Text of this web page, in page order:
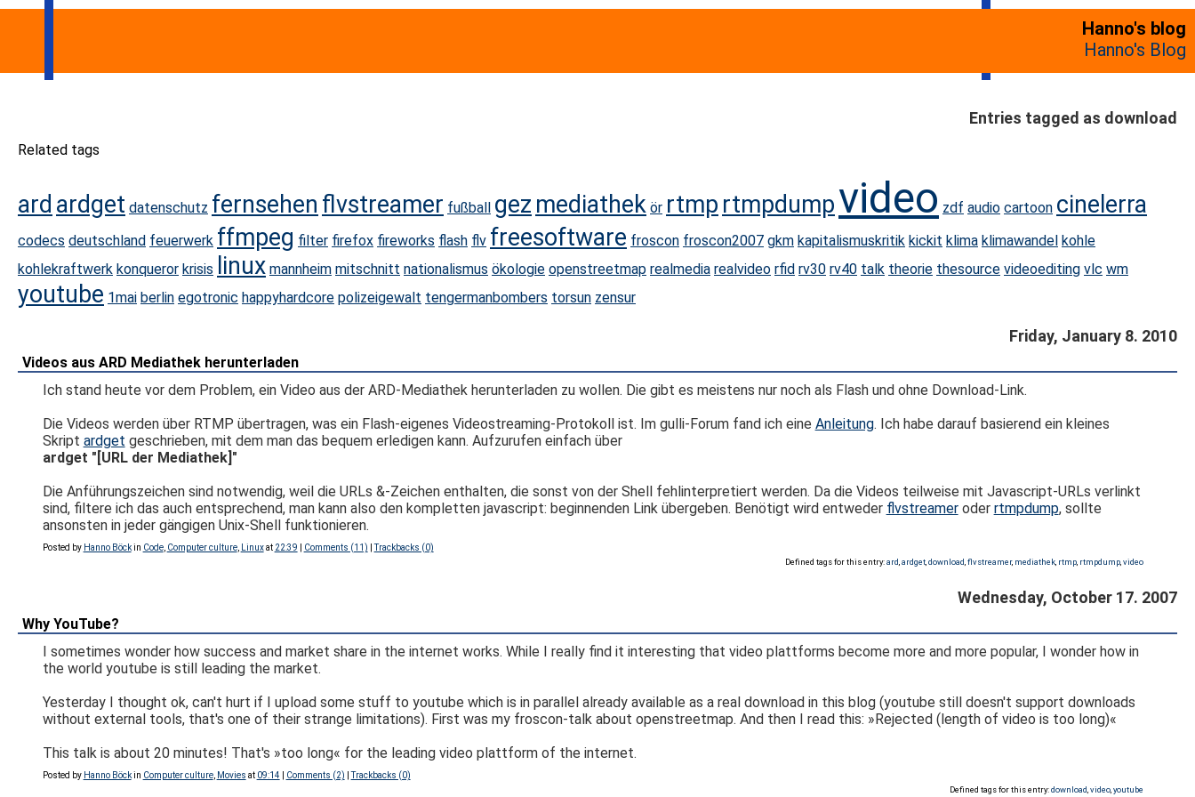
Hanno's blog
Hanno's Blog
Entries tagged as download
Related tags
ard ardget datenschutz fernsehen flvstreamer fußball gez mediathek ör rtmp rtmpdumpvideo zdf audio cartoon cinelerra
codecs deutschland feuerwerk ffmpeg filter firefox fireworks flash flv freesoftware froscon froscon2007 gkm kapitalismuskritik kickit klima klimawandel kohle
kohlekraftwerk konqueror krisis linux mannheim mitschnitt nationalismus ökologie openstreetmap realmedia realvideo rfid rv30 rv40 talk theorie thesource videoediting vlc wm
youtube 1mai berlin egotronic happyhardcore polizeigewalt tengermanbombers torsun zensur
Friday, January 8. 2010
Videos aus ARD Mediathek herunterladen
Ich stand heute vor dem Problem, ein Video aus der ARD-Mediathek herunterladen zu wollen. Die gibt es meistens nur noch als Flash und ohne Download-Link.
Die Videos werden über RTMP übertragen, was ein Flash-eigenes Videostreaming-Protokoll ist. Im gulli-Forum fand ich eine Anleitung. Ich habe darauf basierend ein kleines
Skript ardget geschrieben, mit dem man das bequem erledigen kann. Aufzurufen einfach über
ardget "[URL der Mediathek]"
Die Anführungszeichen sind notwendig, weil die URLs &-Zeichen enthalten, die sonst von der Shell fehlinterpretiert werden. Da die Videos teilweise mit Javascript-URLs verlinkt
sind, filtere ich das auch entsprechend, man kann also den kompletten javascript: beginnenden Link übergeben. Benötigt wird entweder flvstreameroder rtmpdump, sollte
ansonsten in jeder gängigen Unix-Shell funktionieren.
Posted by Hanno Böckin Code, Computer culture, Linuxat 22:39 Comments (11) |Trackbacks (0)
Defined tags for this entry:ard ,ardget ,download ,flvstreamer, mediathek rtmp rtmpdump ,video
Wednesday, October 17. 2007
Why YouTube?
I sometimes wonder how success and market share in the internet works. While I really find it interesting that video plattforms become more and more popular, I wonder how in
the world youtube is still leading the market.
Yesterday I thought ok, can't hurt if I upload some stuff to youtube which is in parallel already available as a real download in this blog (youtube still doesn't support downloads
without external tools, that's one of their strange limitations). First was my froscon-talk about openstreetmap. And then I read this: »Rejected (length of video is too long)«
This talk is about 20 minutes! That's »too long« for the leading video plattform of the internet.
Posted by Hanno Böckin Computer culture, Movies at 09:14 Comments (2) |Trackbacks (0)
Defined tags for this entry:download ,video ,youtube